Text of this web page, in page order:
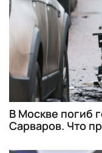
В Москве погиб
Сарваров. Что